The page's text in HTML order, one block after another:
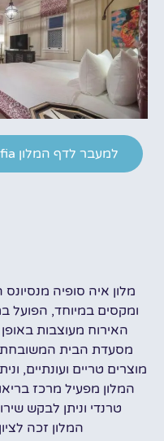
למעבר לדף המלון Hagia Sofia בבוקינג לחצו כאן
מלון איה סופיה
האירוח מעוצבות
מסעדת הבית המשובחת
מוצרים טריים ועונתיים,
המלון מפעיל מרכז
טרנדי וניתן לבקש
המלון זכה לציון 9.5 באתר Booking.